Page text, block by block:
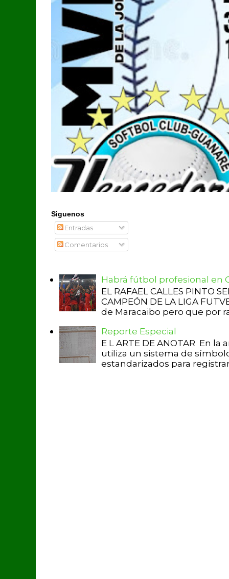
Sìguenos
Entradas
Comentarios
Habrá fútbol profesional en
EL RAFAEL CALLES PINTO
CAMPEÓN DE LA LIGA
de Maracaibo pero que por
Reporte Especial
E L ARTE DE ANOTAR En
utiliza un sistema de
estandarizados para